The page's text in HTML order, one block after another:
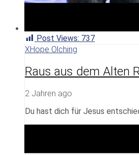
Post Views: 737
XHope Olching
Raus aus dem Alten
2 Jahren ago
Du hast dich für Jesus